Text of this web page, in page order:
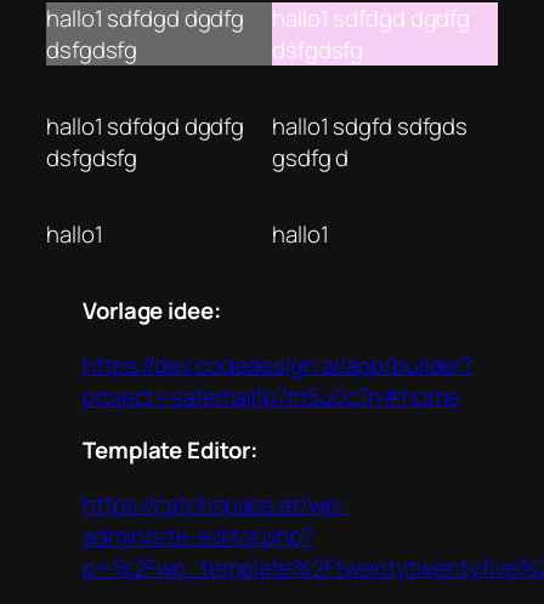
hallo1 sdfdgd dgdfg
dsfgdsfg
hallo1 sdfdgd dgdfg
dsfgdsfg
hallo1 sdfdgd dgdfg
dsfgdsfg
hallo1 sdgfd sdfgds
gsdfg d
hallo1 hallo1
Vorlage idee:
https://dev.codedesign.ai/app/builder?
project=safemail1p7m5u0c7n#home
Template Editor:
https://catchspace.at/wp-
admin/site-editor.php?